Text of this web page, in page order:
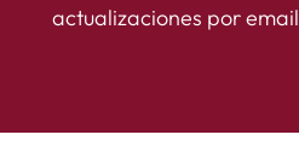
actualizaciones por email